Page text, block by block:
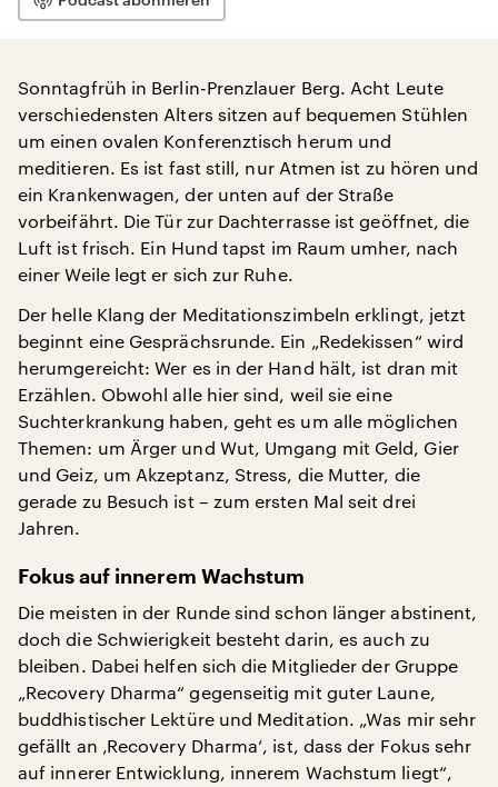
Sonntagfrüh in Berlin-Prenzlauer Berg. Acht Leute
verschiedensten Alters sitzen auf bequemen Stühlen
um einen ovalen Konferenztisch herum und
meditieren. Es ist fast still, nur Atmen ist zu hören und
ein Krankenwagen, der unten auf der Straße
vorbeifährt. Die Tür zur Dachterrasse ist geöffnet, die
Luft ist frisch. Ein Hund tapst im Raum umher, nach
einer Weile legt er sich zur Ruhe.
Der helle Klang der Meditationszimbeln erklingt, jetzt
beginnt eine Gesprächsrunde. Ein „Redekissen“ wird
herumgereicht: Wer es in der Hand hält, ist dran mit
Erzählen. Obwohl alle hier sind, weil sie eine
Suchterkrankung haben, geht es um alle möglichen
Themen: um Ärger und Wut, Umgang mit Geld, Gier
und Geiz, um Akzeptanz, Stress, die Mutter, die
gerade zu Besuch ist – zum ersten Mal seit drei
Jahren.
Fokus auf innerem Wachstum
Die meisten in der Runde sind schon länger abstinent,
doch die Schwierigkeit besteht darin, es auch zu
bleiben. Dabei helfen sich die Mitglieder der Gruppe
„Recovery Dharma“ gegenseitig mit guter Laune,
buddhistischer Lektüre und Meditation. „Was mir sehr
gefällt an ‚Recovery Dharma‘, ist, dass der Fokus sehr
auf innerer Entwicklung, innerem Wachstum liegt“,